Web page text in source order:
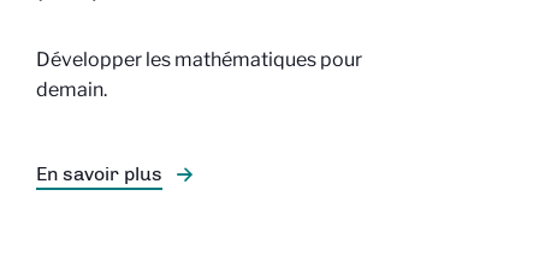
Développer les mathématiques pour
demain.
En savoir plus